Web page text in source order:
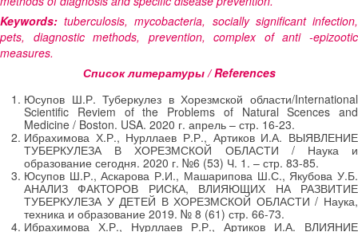
Keywords: tuberculosis, mycobacteria, socially significant infection,
pets, diagnostic methods, prevention, complex of anti -epizootic
measures.
Список литературы / References
Юсупов Ш.Р. Туберкулез в Хорезмской области/International
Scientific Reviem of the Problems of Natural Scences and
Medicine / Boston. USA. 2020 г. апрель – стр. 16-23.
Ибрахимова Х.Р., Нурллаев Р.Р., Артиков И.А. ВЫЯВЛЕНИЕ
ТУБЕРКУЛЕЗА В ХОРЕЗМСКОЙ ОБЛАСТИ / Наука и
образование сегодня. 2020 г. №6 (53) Ч. 1. – стр. 83-85.
Юсупов Ш.Р., Аскарова Р.И., Машарипова Ш.С., Якубова У.Б.
АНАЛИЗ ФАКТОРОВ РИСКА, ВЛИЯЮЩИХ НА РАЗВИТИЕ
ТУБЕРКУЛЕЗА У ДЕТЕЙ В ХОРЕЗМСКОЙ ОБЛАСТИ / Наука,
техника и образование 2019. № 8 (61) стр. 66-73.
Ибрахимова Х.Р., Нурллаев Р.Р., Артиков И.А. ВЛИЯНИЕ